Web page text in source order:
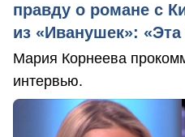
правду о романе с
из «Иванушек»:
Мария Корнеева
интервью.